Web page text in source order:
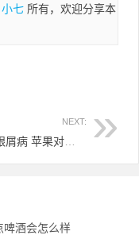
小七 所有，欢迎分享本
NEXT:
苹果与银屑病 苹果对牛皮癣
啤酒会怎么样